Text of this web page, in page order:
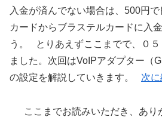
入金が済んでない場合は、500円
カードからブラステルカードに入
う。 とりあえずここまでで、０
ました。次回はVoIPアダプター（
の設定を解説していきます。 次に
ここまでお読みいただき、あり